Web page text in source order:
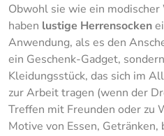
Obwohl sie wie ein
haben lustige Herrensocken
Anwendung, als es den
ein Geschenk-Gadget,
Kleidungsstück, das sich im
zur Arbeit tragen (wenn der
Treffen mit Freunden oder zu
Motive von Essen,